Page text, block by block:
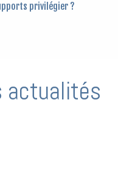
privilégier ?
actualités